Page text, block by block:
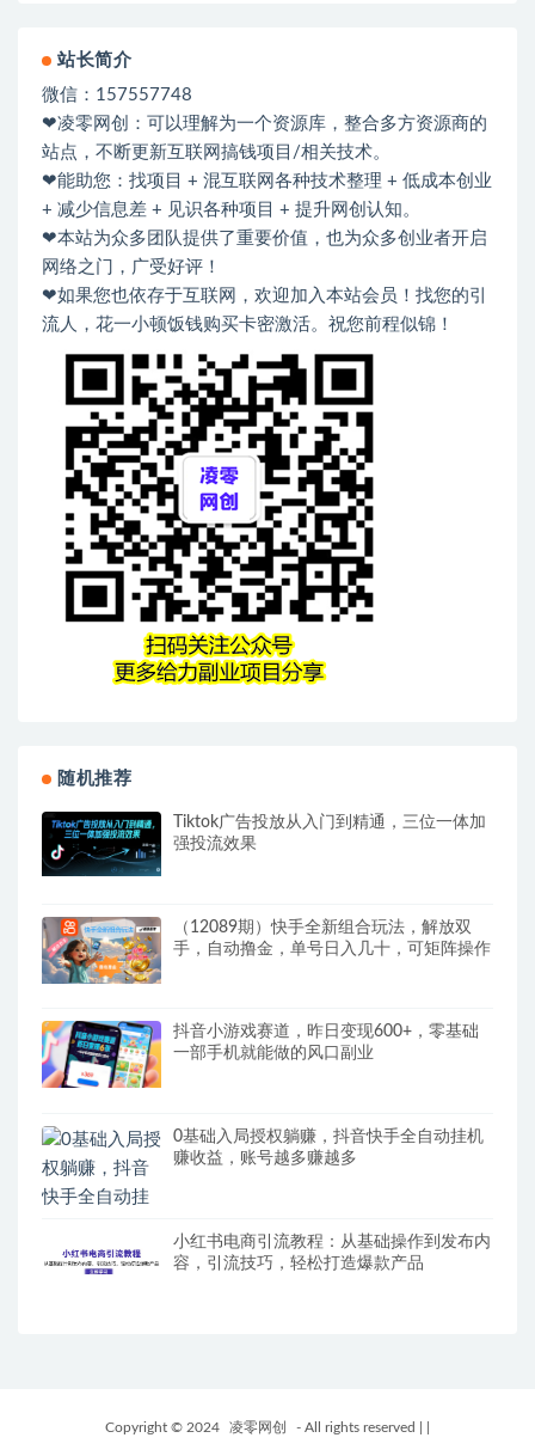
站长简介
微信：157557748
❤凌零网创：可以理解为一个资源库，整合多方资源商的
站点，不断更新互联网搞钱项目/相关技术。
❤能助您：找项目 + 混互联网各种技术整理 + 低成本创业
+ 减少信息差 + 见识各种项目 + 提升网创认知。
❤本站为众多团队提供了重要价值，也为众多创业者开启
网络之门，广受好评！
❤如果您也依存于互联网，欢迎加入本站会员！找您的引
流人，花一小顿饭钱购买卡密激活。祝您前程似锦！
随机推荐
Tiktok广告投放从入门到精通，三位一体加
强投流效果
（12089期）快手全新组合玩法，解放双
手，自动撸金，单号日入几十，可矩阵操作
抖音小游戏赛道，昨日变现600+，零基础
一部手机就能做的风口副业
0基础入局授权躺赚，抖音快手全自动挂机
赚收益，账号越多赚越多
小红书电商引流教程：从基础操作到发布内
容，引流技巧，轻松打造爆款产品
Copyright © 2024 凌零网创 - All rights reserved